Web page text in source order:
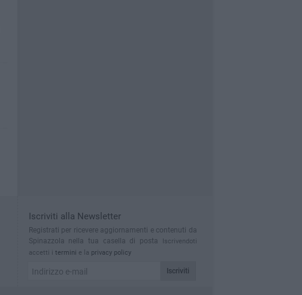
Iscriviti alla Newsletter
Registrati per ricevere aggiornamenti e contenuti da
Spinazzola nella tua casella di posta
Iscrivendoti
accetti i termini e la privacy policy
Iscriviti